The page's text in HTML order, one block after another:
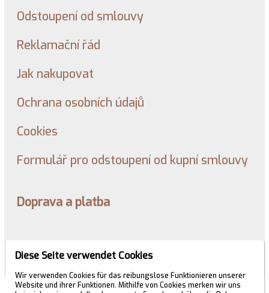
Odstoupení od smlouvy
Reklamační řád
Jak nakupovat
Ochrana osobních údajů
Cookies
Formulář pro odstoupení od kupní smlouvy
Doprava a platba
Kontakt
Diese Seite verwendet Cookies
Wir verwenden Cookies für das reibungslose Funktionieren unserer
Website und ihrer Funktionen. Mithilfe von Cookies merken wir uns